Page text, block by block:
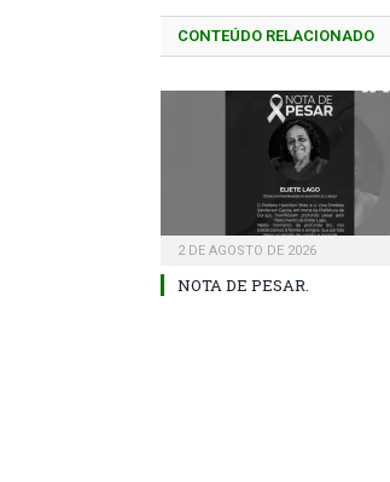
CONTEÚDO RELACIONADO
2 DE AGOSTO DE 2026
NOTA DE PESAR.